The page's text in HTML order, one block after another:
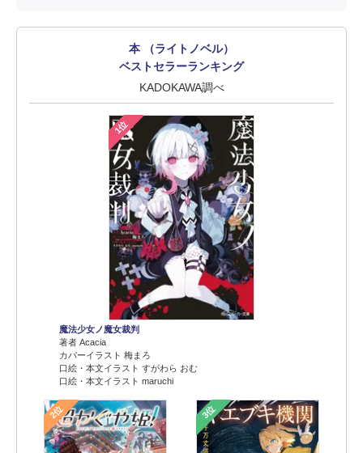
本 （ライトノベル）
ベストセラーランキング
KADOKAWA調べ
1位
魔法少女ノ魔女裁判
著者 Acacia
カバーイラスト 梅まろ
口絵・本文イラスト すがわら おむ
口絵・本文イラスト maruchi
2位 3位